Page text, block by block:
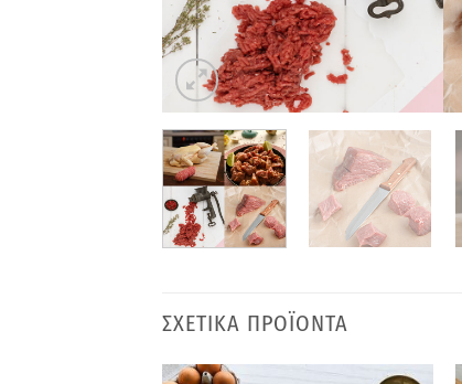
ΣΧΕΤΙΚΑ ΠΡΟΪΟΝΤΑ